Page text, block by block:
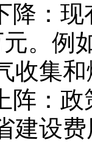
降：
。例
收集
阵：
建设